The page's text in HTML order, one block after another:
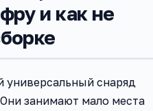
и как не
универсальный снаряд
занимают мало места